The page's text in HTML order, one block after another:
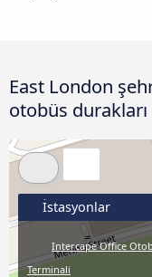
East London
otobüs durakları
İstasyonlar
Intercape Office
Terminali